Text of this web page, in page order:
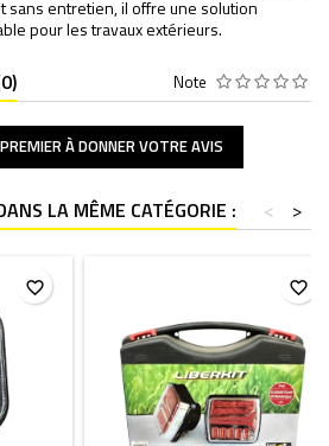
sans entretien, il offre une solution
pour les travaux extérieurs.
Note
À DONNER VOTRE AVIS
LA MÊME CATÉGORIE : >
<
favorite_border favorite_border